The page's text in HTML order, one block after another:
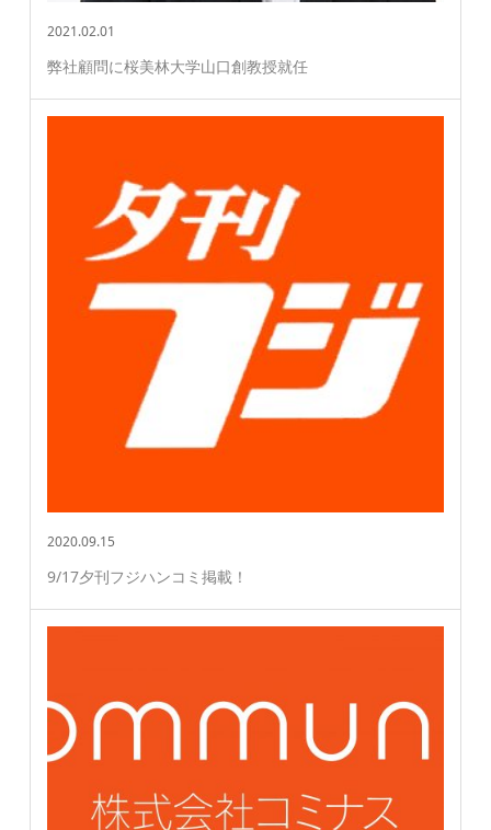
2021.02.01
弊社顧問に桜美林大学山口創教授就任
2020.09.15
9/17夕刊フジハンコミ掲載！